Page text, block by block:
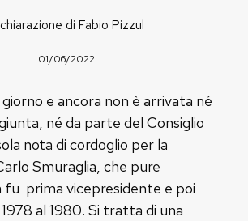
di Fabio Pizzul
01/06/2022
giorno e ancora non è arrivata né
né da parte del Consiglio
nota di cordoglio per la
Smuraglia, che pure
fu prima vicepresidente e poi
al 1980. Si tratta di una